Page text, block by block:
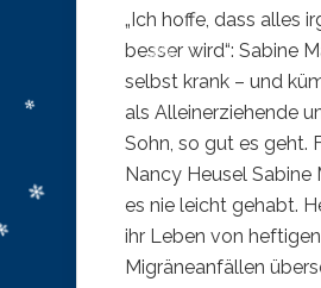
„Ich hoffe, dass alles
besser wird“: Sabine
selbst krank – und
als Alleinerziehende
Sohn, so gut es geht.
Nancy Heusel Sabine
es nie leicht gehabt.
ihr Leben von heftigen
Migräneanfällen